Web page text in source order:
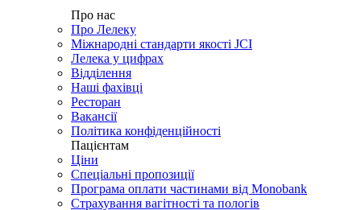
Про нас
Про Лелеку
Міжнародні стандарти якості JCI
Лелека у цифрах
Відділення
Наші фахівці
Ресторан
Вакансії
Політика конфіденційності
Пацієнтам
Ціни
Спеціальні пропозиції
Програма оплати частинами від Monobank
Страхування вагітності та пологів